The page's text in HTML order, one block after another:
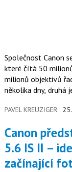
Společnost Canon
které čítá 50
milionů objektivů
několika dny, druhá
PAVEL KREUZIGER
Canon představil EF-S 55-250mm f/4-
5.6 IS II –
začínající